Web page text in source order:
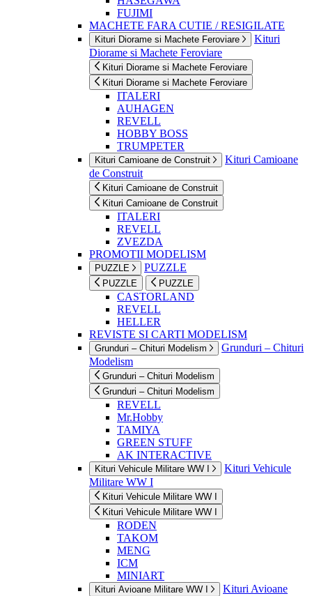
FUJIMI
MACHETE FARA CUTIE / RESIGILATE
Kituri Diorame si Machete Feroviare
Kituri
Diorame si Machete Feroviare
Kituri Diorame si Machete Feroviare
Kituri Diorame si Machete Feroviare
ITALERI
AUHAGEN
REVELL
HOBBY BOSS
TRUMPETER
Kituri Camioane de Construit
Kituri Camioane
de Construit
Kituri Camioane de Construit
Kituri Camioane de Construit
ITALERI
REVELL
ZVEZDA
PROMOTII MODELISM
PUZZLE PUZZLE
PUZZLE PUZZLE
CASTORLAND
REVELL
HELLER
REVISTE SI CARTI MODELISM
Grunduri – Chituri Modelism
Grunduri – Chituri
Modelism
Grunduri – Chituri Modelism
Grunduri – Chituri Modelism
REVELL
Mr.Hobby
TAMIYA
GREEN STUFF
AK INTERACTIVE
Kituri Vehicule Militare WW I
Kituri Vehicule
Militare WW I
Kituri Vehicule Militare WW I
Kituri Vehicule Militare WW I
RODEN
TAKOM
MENG
ICM
MINIART
Kituri Avioane Militare WW I
Kituri Avioane